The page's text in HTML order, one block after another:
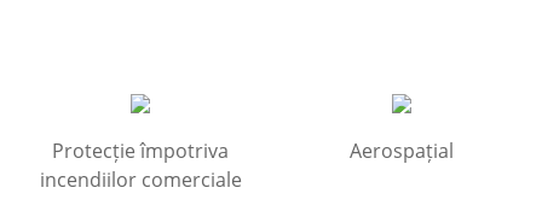
Protecție împotriva
incendiilor comerciale
Aerospațial